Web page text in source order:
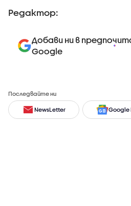
Редактор:
Добави ни в
Google
Последвайте ни
NewsLetter Google